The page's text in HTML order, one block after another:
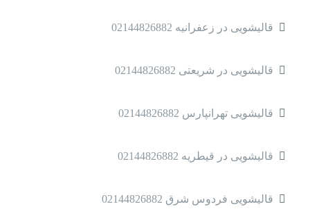
قالیشویی در زعفرانیه 02144826882
قالیشویی در شریعتی 02144826882
قالیشویی تهرانپارس 02144826882
قالیشویی در قیطریه 02144826882
قالیشویی فردوس شرق 02144826882